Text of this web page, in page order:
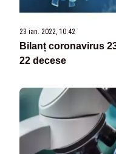
23 ian. 2022, 10:42
Bilanț coronavirus
22 decese